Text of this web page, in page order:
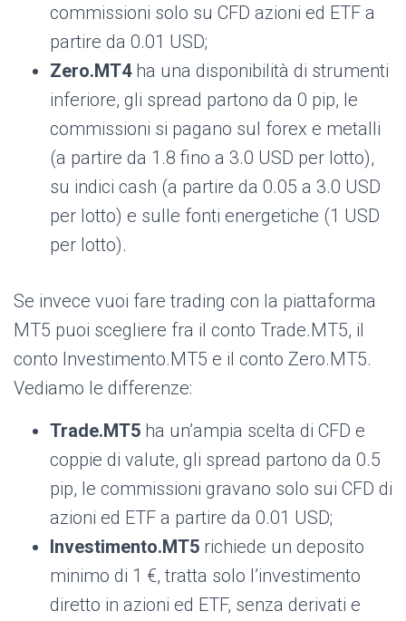
commissioni solo su CFD azioni ed ETF a
partire da 0.01 USD;
Zero.MT4ha una disponibilità di strumenti
inferiore, gli spread partono da 0 pip, le
commissioni si pagano sul forex e metalli
(a partire da 1.8 fino a 3.0 USD per lotto),
su indici cash (a partire da 0.05 a 3.0 USD
per lotto) e sulle fonti energetiche (1 USD
per lotto).
Se invece vuoi fare trading con la piattaforma
MT5 puoi scegliere fra il conto Trade.MT5, il
conto Investimento.MT5 e il conto Zero.MT5.
Vediamo le differenze:
Trade.MT5 ha un’ampia scelta di CFD e
coppie di valute, gli spread partono da 0.5
pip, le commissioni gravano solo sui CFD di
azioni ed ETF a partire da 0.01 USD;
Investimento.MT5 richiede un deposito
minimo di 1 €, tratta solo l’investimento
diretto in azioni ed ETF, senza derivati e